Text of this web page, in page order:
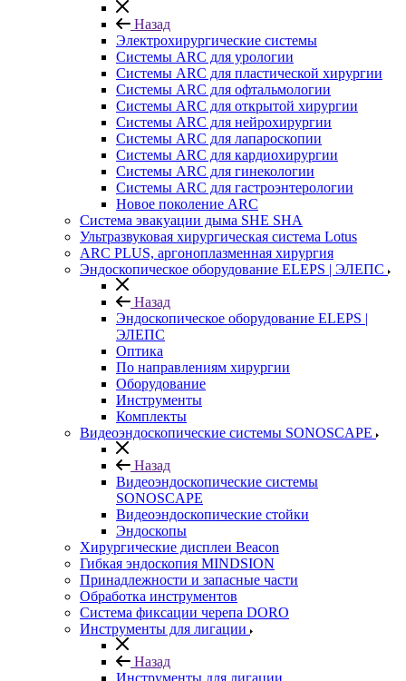
Назад
Электрохирургические системы
Системы ARC для урологии
Системы ARC для пластической хирургии
Системы ARC для офтальмологии
Системы ARC для открытой хирургии
Системы ARC для нейрохирургии
Системы ARC для лапароскопии
Системы ARC для кардиохирургии
Системы ARC для гинекологии
Системы ARC для гастроэнтерологии
Новое поколение ARC
Система эвакуации дыма SHE SHA
Ультразвуковая хирургическая система Lotus
ARC PLUS, аргоноплазменная хирургия
Эндоскопическое оборудование ELEPS | ЭЛЕПС
Назад
Эндоскопическое оборудование ELEPS |
ЭЛЕПС
Оптика
По направлениям хирургии
Оборудование
Инструменты
Комплекты
Видеоэндоскопические системы SONOSCAPE
Назад
Видеоэндоскопические системы
SONOSCAPE
Видеоэндоскопические стойки
Эндоскопы
Хирургические дисплеи Beacon
Гибкая эндоскопия MINDSION
Принадлежности и запасные части
Обработка инструментов
Система фиксации черепа DORO
Инструменты для лигации
Назад
Инструменты для лигации